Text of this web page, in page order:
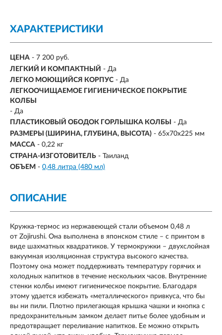
ХАРАКТЕРИСТИКИ
ЦЕНА - 7 200 руб.
ЛЕГКИЙ И КОМПАКТНЫЙ - Да
ЛЕГКО МОЮЩИЙСЯ КОРПУС - Да
ЛЕГКООЧИЩАЕМОЕ ГИГИЕНИЧЕСКОЕ ПОКРЫТИЕ
КОЛБЫ
- Да
ПЛАСТИКОВЫЙ ОБОДОК ГОРЛЫШКА КОЛБЫ
- Да
РАЗМЕРЫ (ШИРИНА, ГЛУБИНА, ВЫСОТА) - 65x70x225 мм
МАССА - 0,22 кг
СТРАНА-ИЗГОТОВИТЕЛЬ - Таиланд
ОБЪЕМ - 0,48 литра (480 мл)
ОПИСАНИЕ
Кружка-термос из нержавеющей стали объемом 0,48 л
от Zojirushi. Она выполнена в японском стиле – с принтом в
виде шахматных квадратиков. У термокружки – двухслойная
вакуумная изоляционная структура высокого качества.
Поэтому она может поддерживать температуру горячих и
холодных напитков в течение нескольких часов. Внутренние
стенки колбы имеют гигиеническое покрытие. Благодаря
этому удается избежать «металлического» привкуса, что бы
вы ни пили. Плотно прилегающая крышка чашки и кнопка с
предохранительным замком делает питье более удобным и
предотвращает переливание напитков. Ее можно открыть